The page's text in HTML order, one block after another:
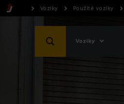
Vozíky Použité vozíky
Vozíky